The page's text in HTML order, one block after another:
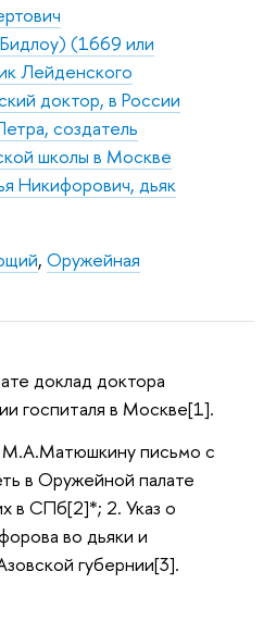
(1669 или
Лейденского
доктор, в России
создатель
школы в Москве
Никифорович, дьяк
, Оружейная
доклад доктора
госпиталя в Москве[1].
письмо с
в Оружейной палате
в СПб[2]*; 2. Указ о
во дьяки и
губернии[3].